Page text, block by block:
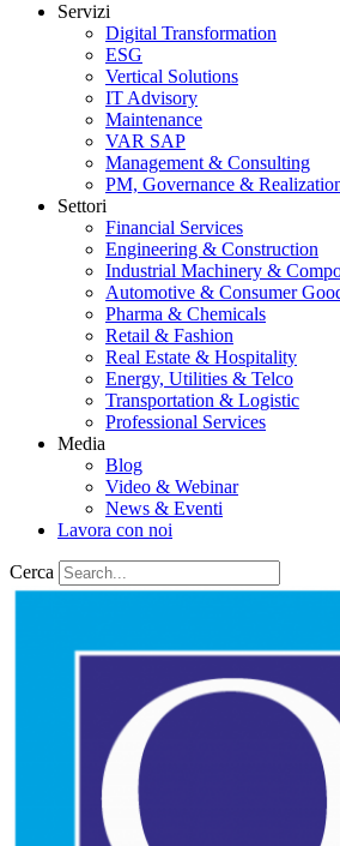
Servizi
Digital Transformation
ESG
Vertical Solutions
IT Advisory
Maintenance
VAR SAP
Management & Consulting
PM, Governance &
Settori
Financial Services
Engineering & Construction
Industrial Machinery &
Automotive & Consumer
Pharma & Chemicals
Retail & Fashion
Real Estate & Hospitality
Energy, Utilities & Telco
Transportation & Logistic
Professional Services
Media
Blog
Video & Webinar
News & Eventi
Lavora con noi
Cerca